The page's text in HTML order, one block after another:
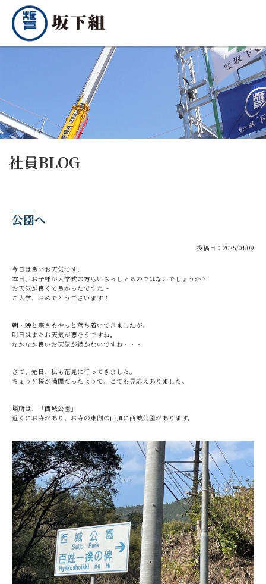
社員BLOG
公園へ
投稿日：2025/04/09
今日は良いお天気です。
本日、お子様が入学式の方もいらっしゃるのではないでしょうか？
お天気が良くて良かったですね～
ご入学、おめでとうございます！
朝・晩と寒さもやっと落ち着いてきましたが、
明日はまたお天気が悪そうですね。
なかなか良いお天気が続かないですね・・・
さて、先日、私も花見に行ってきました。
ちょうど桜が満開だったようで、とても見応えありました。
場所は、「西城公園」
近くにお寺があり、お寺の東側の山頂に西城公園があります。